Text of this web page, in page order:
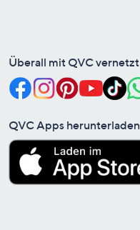
Überall mit QVC vernetzt
QVC Apps herunterladen